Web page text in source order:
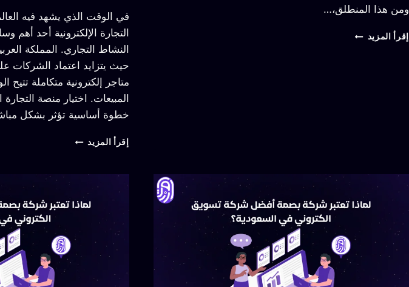
ومن هذا المنطلق،…
إقرأ المزيد
في الوقت الذي يشهد فيه
التجارة الإلكترونية أحد أهم
النشاط التجاري. المملكة
حيث يتزايد اعتماد الشركات
متاجر إلكترونية متكاملة
المبيعات. اختيار منصة التجارة
خطوة أساسية تؤثر بشكل
إقرأ المزيد